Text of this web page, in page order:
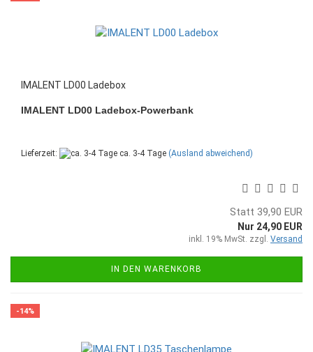
IMALENT LD00 Ladebox
IMALENT LD00 Ladebox-Powerbank
Lieferzeit: ca. 3-4 Tage (Ausland abweichend)
Statt 39,90 EUR
Nur 24,90 EUR
inkl. 19% MwSt. zzgl. Versand
IN DEN WARENKORB
-14%